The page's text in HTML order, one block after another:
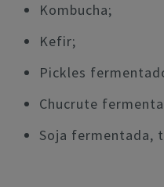
Kombucha;
Kefir;
Pickles
Chucrute
Soja fermentada,